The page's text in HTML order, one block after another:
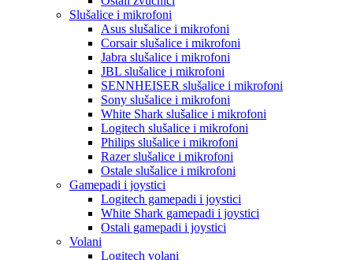
Slušalice i mikrofoni
Asus slušalice i mikrofoni
Corsair slušalice i mikrofoni
Jabra slušalice i mikrofoni
JBL slušalice i mikrofoni
SENNHEISER slušalice i mikrofoni
Sony slušalice i mikrofoni
White Shark slušalice i mikrofoni
Logitech slušalice i mikrofoni
Philips slušalice i mikrofoni
Razer slušalice i mikrofoni
Ostale slušalice i mikrofoni
Gamepadi i joystici
Logitech gamepadi i joystici
White Shark gamepadi i joystici
Ostali gamepadi i joystici
Volani
Logitech volani